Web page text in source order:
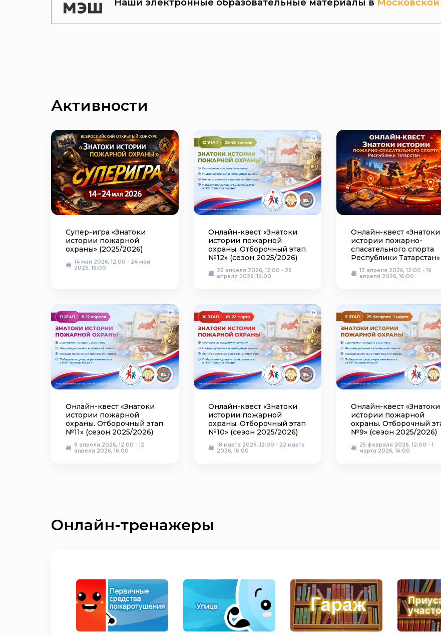
Наши электронные образовательные материалы в
Активности
Супер-игра «Знатоки
истории пожарной
охраны» (2025/2026)
14 мая 2026, 12:00 - 24 мая
2026, 16:00
Онлайн-квест «Знатоки
истории пожарной
охраны. Отборочный этап
№12» (сезон 2025/2026)
22 апреля 2026, 12:00 - 26
апреля 2026, 16:00
Онлайн-квест «Знатоки
истории пожарно-
спасательного спорта
Республики Татарстан»
13 апреля 2026, 12:00 - 19
апреля 2026, 16:00
Онлайн-квест «Знатоки
истории пожарной
охраны. Отборочный этап
№11» (сезон 2025/2026)
8 апреля 2026, 12:00 - 12
апреля 2026, 16:00
Онлайн-квест «Знатоки
истории пожарной
охраны. Отборочный этап
№10» (сезон 2025/2026)
18 марта 2026, 12:00 - 22 марта
2026, 16:00
Онлайн-квест «Знатоки
истории пожарной
охраны. Отборочный
№9» (сезон 2025/2026)
25 февраля 2026, 12:00 - 1
марта 2026, 16:00
Онлайн-тренажеры